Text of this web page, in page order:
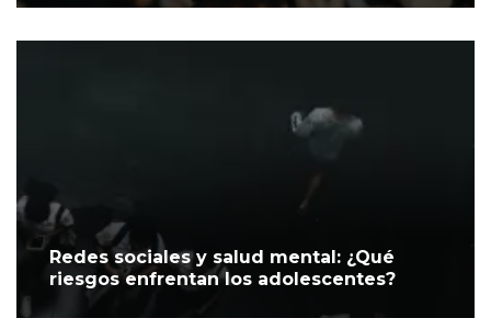
Redes sociales y salud mental: ¿Qué
riesgos enfrentan los adolescentes?